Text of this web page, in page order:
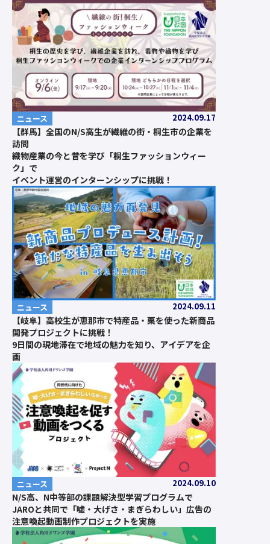
ニュース 2024.09.17
【群馬】全国のN/S高生が繊維の街・桐生市の企業を
訪問
織物産業の今と昔を学び「桐生ファッションウィー
ク」で
イベント運営のインターンシップに挑戦！
ニュース 2024.09.11
【岐阜】高校生が恵那市で特産品・栗を使った新商品
開発プロジェクトに挑戦！
9日間の現地滞在で地域の魅力を知り、アイデアを企
画
ニュース 2024.09.10
N/S高、N中等部の課題解決型学習プログラムで
JAROと共同で「嘘・大げさ・まぎらわしい」広告の
注意喚起動画制作プロジェクトを実施